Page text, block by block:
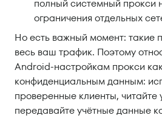
полный системный прокси
ограничения отдельных
Но есть важный момент: такие
весь ваш трафик. Поэтому
Android-настройкам прокси
конфиденциальным данным:
проверенные клиенты, читайте
передавайте учётные данные